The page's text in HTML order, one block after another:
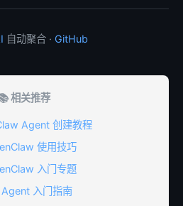
自动聚合 · GitHub
相关推荐
Agent 创建教程
使用技巧
入门专题
入门指南